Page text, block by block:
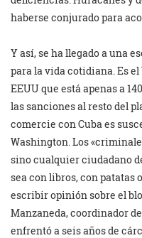
haberse conjurado para
Y así, se ha llegado a una
para la vida cotidiana. Es
EEUU que está apenas a
las sanciones al resto del
comercie con Cuba es
Washington. Los
sino cualquier ciudadano
sea con libros, con patatas
escribir opinión sobre el
Manzaneda, coordinador
enfrentó a seis años de